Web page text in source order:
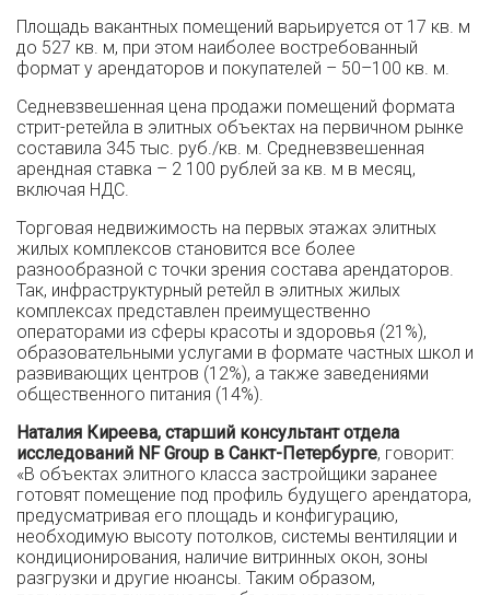
Площадь вакантных помещений варьируется от 17 кв. м
до 527 кв. м, при этом наиболее востребованный
формат у арендаторов и покупателей – 50–100 кв. м.
Седневзвешенная цена продажи помещений формата
стрит-ретейла в элитных объектах на первичном рынке
составила 345 тыс. руб./кв. м. Средневзвешенная
арендная ставка – 2 100 рублей за кв. м в месяц,
включая НДС.
Торговая недвижимость на первых этажах элитных
жилых комплексов становится все более
разнообразной с точки зрения состава арендаторов.
Так, инфраструктурный ретейл в элитных жилых
комплексах представлен преимущественно
операторами из сферы красоты и здоровья (21%),
образовательными услугами в формате частных школ и
развивающих центров (12%), а также заведениями
общественного питания (14%).
Наталия Киреева, старший консультант отдела
исследований NF Group в Санкт-Петербурге, говорит:
«В объектах элитного класса застройщики заранее
готовят помещение под профиль будущего арендатора,
предусматривая его площадь и конфигурацию,
необходимую высоту потолков, системы вентиляции и
кондиционирования, наличие витринных окон, зоны
разгрузки и другие нюансы. Таким образом,